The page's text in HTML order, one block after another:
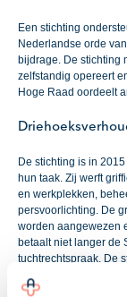
Een stichting
Nederlandse orde
bijdrage. De stichting
zelfstandig opereert
Hoge Raad oordeelt
De stichting is in
hun taak. Zij werft
en werkplekken,
persvoorlichting. De
worden aangewezen
betaalt niet langer de
tuchtrechtspraak. De
kostendekkende
niets in rekening.